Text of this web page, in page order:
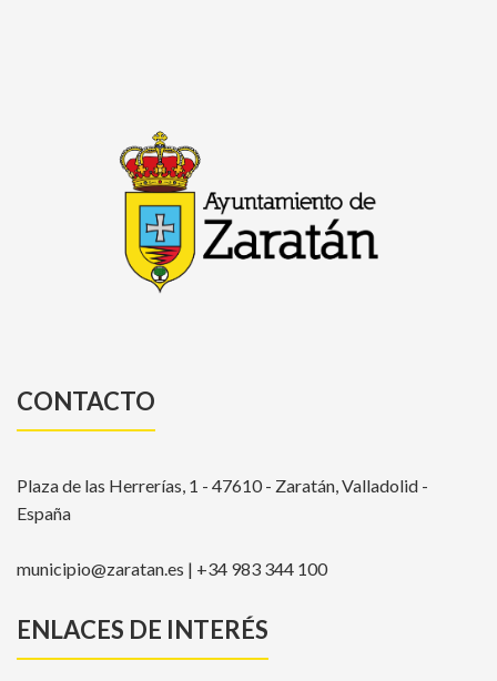
CONTACTO
Plaza de las Herrerías, 1 - 47610 - Zaratán, Valladolid -
España
municipio@zaratan.es | +34 983 344 100
ENLACES DE INTERÉS